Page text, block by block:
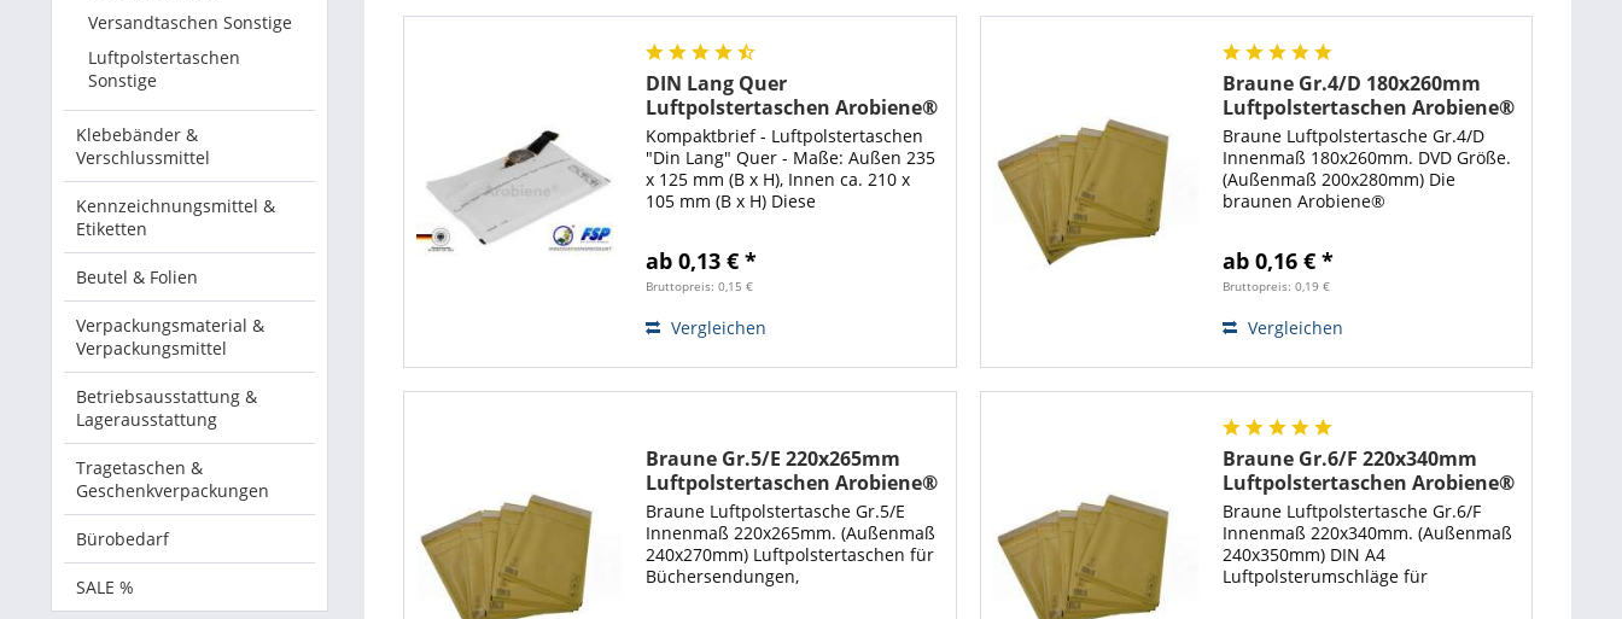
Bürobedarf
SALE %
Versandtaschen Sonstige
Luftpolstertaschen
Sonstige
Klebebänder &
Verschlussmittel
Kennzeichnungsmittel &
Etiketten
Beutel & Folien
Verpackungsmaterial &
Verpackungsmittel
Betriebsausstattung &
Lagerausstattung
Tragetaschen &
Geschenkverpackungen
Bürobedarf
SALE %
DIN Lang Quer
Luftpolstertaschen Arobiene®
Economy
Kompaktbrief - Luftpolstertaschen
"Din Lang" Quer - Maße: Außen 235
x 125 mm (B x H), Innen ca. 210 x
105 mm (B x H) Diese
als sog. "Kompaktbief" für nur 1,00€
(Stand...
ab 0,13 € *
Bruttopreis: 0,15 €
Vergleichen
Braune Gr.4/D 180x260mm
Luftpolstertaschen Arobiene®
Economy
Braune Luftpolstertasche Gr.4/D
Innenmaß 180x260mm. DVD Größe.
(Außenmaß 200x280mm) Die
braunen Arobiene®
oder zum Beispiel als
Versandverpackung für DVD bestens
ab 0,16 € *
Bruttopreis: 0,19 €
Vergleichen
Braune Gr.5/E 220x265mm
Luftpolstertaschen Arobiene®
Economy
Braune Luftpolstertasche Gr.5/E
Innenmaß 220x265mm. (Außenmaß
240x270mm) Luftpolstertaschen für
Büchersendungen,
Braune Gr.6/F 220x340mm
Luftpolstertaschen Arobiene®
Economy
Braune Luftpolstertasche Gr.6/F
Innenmaß 220x340mm. (Außenmaß
240x350mm) DIN A4
Luftpolsterumschläge für